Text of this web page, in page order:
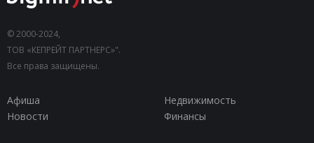
© 2000-2024,
ТОВ «КЕПРЕЙТ ПАРТНЕРС»".
Все права защищены.
Афиша
Недвижимость
Новости
Финансы